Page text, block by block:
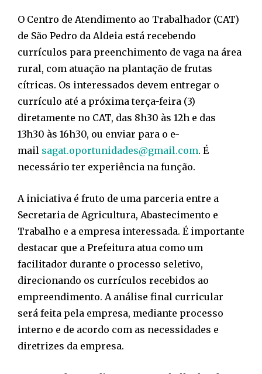
O Centro de Atendimento ao Trabalhador (CAT)
de São Pedro da Aldeia está recebendo
currículos para preenchimento de vaga na área
rural, com atuação na plantação de frutas
cítricas. Os interessados devem entregar o
currículo até a próxima terça-feira (3)
diretamente no CAT, das 8h30 às 12h e das
13h30 às 16h30, ou enviar para o e-
mail sagat.oportunidades@gmail.com. É
necessário ter experiência na função.
A iniciativa é fruto de uma parceria entre a
Secretaria de Agricultura, Abastecimento e
Trabalho e a empresa interessada. É importante
destacar que a Prefeitura atua como um
facilitador durante o processo seletivo,
direcionando os currículos recebidos ao
empreendimento. A análise final curricular
será feita pela empresa, mediante processo
interno e de acordo com as necessidades e
diretrizes da empresa.